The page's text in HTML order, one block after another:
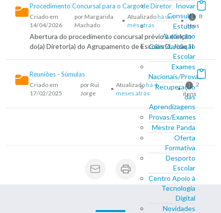
Inovar
Consulta
Estudo
Autónomo
Calendarização
Escolar
Exames
Nacionais/Provas
Recuperação
das
Aprendizagens
Provas/Exames
Mestre Panda
Oferta
Formativa
Desporto
Escolar
Centro Apoio à
Tecnologia
Digital
Novidades
Procedimento Concursal para o Cargo de Diretor
Criado em
14/04/2026
por Margarida
Machado
•
Atualizadohá um
mês atrás
•
8
itens
Abertura do procedimento concursal prévio à eleição
do(a) Diretor(a) do Agrupamento de Escolas D. João II
Reuniões - Súmulas
Criado em
17/02/2025
por Rui
Jorge
•
Atualizadohá 4
meses atrás
•
2
itens